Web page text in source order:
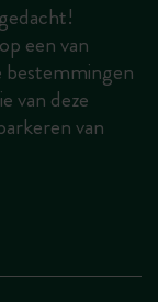
een van
bestemmingen
van deze
van